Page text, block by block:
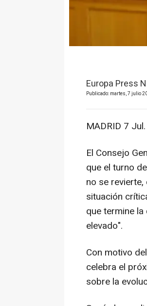
Europa Press
Publicado: martes, 7 julio
MADRID 7
El Consejo
que el turno
no se
situación
que termine
elevado".
Con motivo
celebra el
sobre la